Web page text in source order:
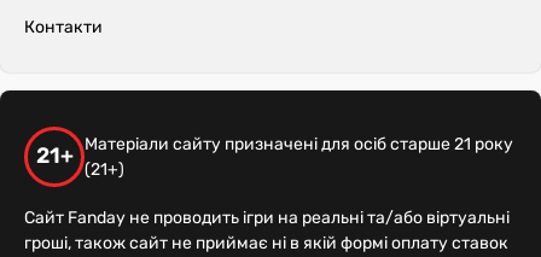
Контакти
21+
Матеріали сайту призначені для осіб старше 21 року
(21+)
Сайт Fanday не проводить ігри на реальні та/або віртуальні
гроші, також сайт не приймає ні в якій формі оплату ставок